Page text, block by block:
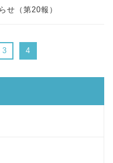
せ（第20報）
3 4